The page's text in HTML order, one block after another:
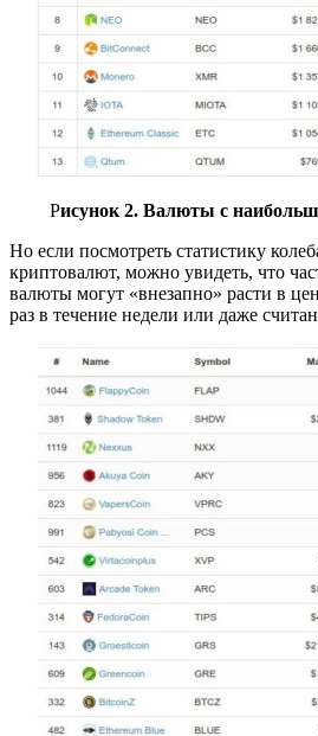
Рисунок 2. Валюты с
Но если посмотреть статистику
криптовалют, можно увидеть, что
валюты могут «внезапно» расти в
раз в течение недели или даже